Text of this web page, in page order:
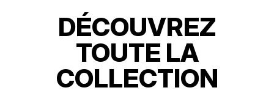
DÉCOUVREZ
TOUTE LA
COLLECTION